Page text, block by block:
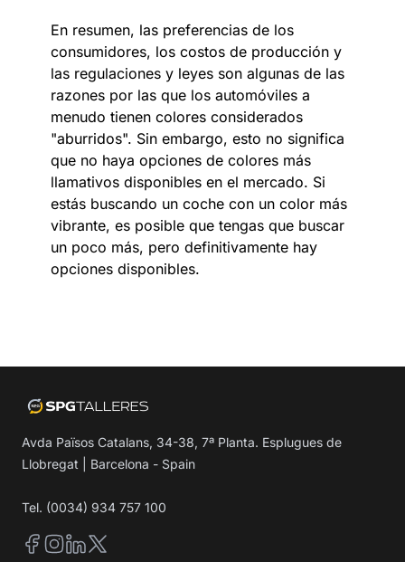
En resumen, las preferencias de los
consumidores, los costos de producción y
las regulaciones y leyes son algunas de las
razones por las que los automóviles a
menudo tienen colores considerados
"aburridos". Sin embargo, esto no significa
que no haya opciones de colores más
llamativos disponibles en el mercado. Si
estás buscando un coche con un color más
vibrante, es posible que tengas que buscar
un poco más, pero definitivamente hay
opciones disponibles.
Avda Països Catalans, 34-38, 7ª Planta. Esplugues de
Llobregat | Barcelona - Spain
Tel. (0034) 934 757 100
Facebook
Instagram
LinkedIn
Twitter